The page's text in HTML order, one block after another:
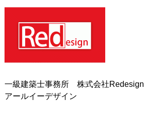
一級建築士事務所 株式会社Redesign
アールイーデザイン